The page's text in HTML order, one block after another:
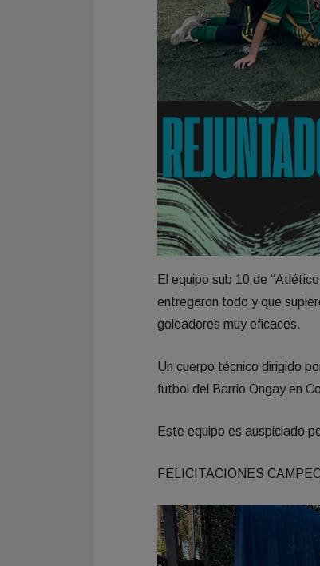
El equipo sub 10 de
entregaron todo y que
goleadores muy eficaces.
Un cuerpo técnico dirigido
futbol del Barrio Ongay en
Este equipo es auspiciado
FELICITACIONES